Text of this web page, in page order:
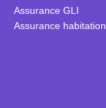
Assurance GLI
Assurance habitation